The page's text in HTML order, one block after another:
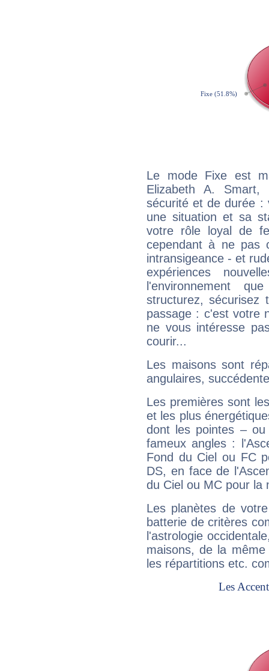
Le mode Fixe est
Elizabeth A.
sécurité et de durée :
une situation et sa
votre rôle loyal de
cependant à ne pas
intransigeance - et
expériences
l'environnement
structurez, sécurisez
passage : c'est votre
ne vous intéresse
courir...
Les maisons sont
angulaires,
Les premières sont
et les plus
dont les pointes –
fameux angles :
Fond du Ciel ou FC
DS, en face de
du Ciel ou MC pour la
Les planètes de
batterie de critères
l'astrologie
maisons, de la
les répartitions etc.